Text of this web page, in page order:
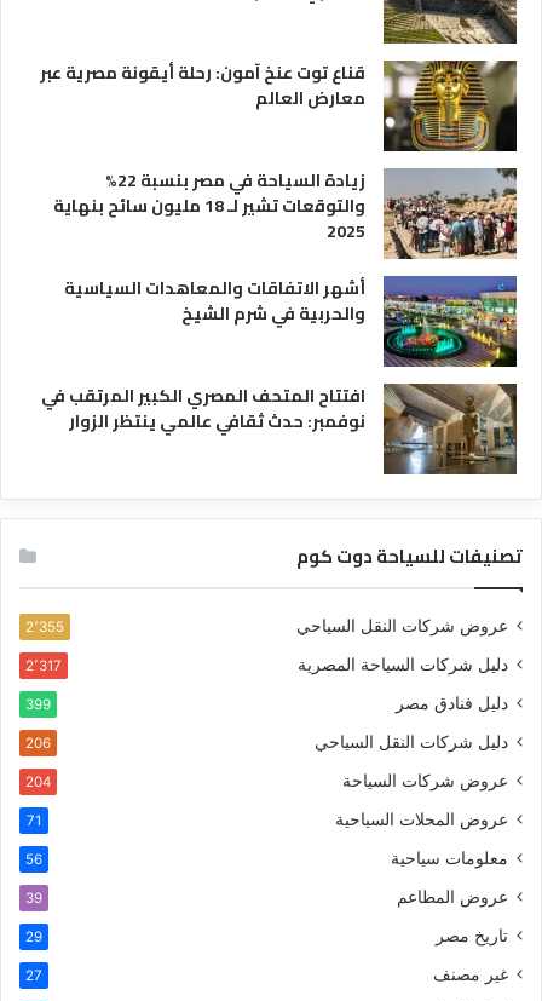
قناع توت عنخ آمون: رحلة أيقونة مصرية عبر
معارض العالم
زيادة السياحة في مصر بنسبة 22%
والتوقعات تشير لـ 18 مليون سائح بنهاية
2025
أشهر الاتفاقات والمعاهدات السياسية
والحربية في شرم الشيخ
افتتاح المتحف المصري الكبير المرتقب في
نوفمبر: حدث ثقافي عالمي ينتظر الزوار
تصنيفات للسياحة دوت كوم
عروض شركات النقل السياحي 2٬355
دليل شركات السياحة المصرية 2٬317
دليل فنادق مصر 399
دليل شركات النقل السياحي 206
عروض شركات السياحة 204
عروض المحلات السياحية 71
معلومات سياحية 56
عروض المطاعم 39
تاريخ مصر 29
غير مصنف 27